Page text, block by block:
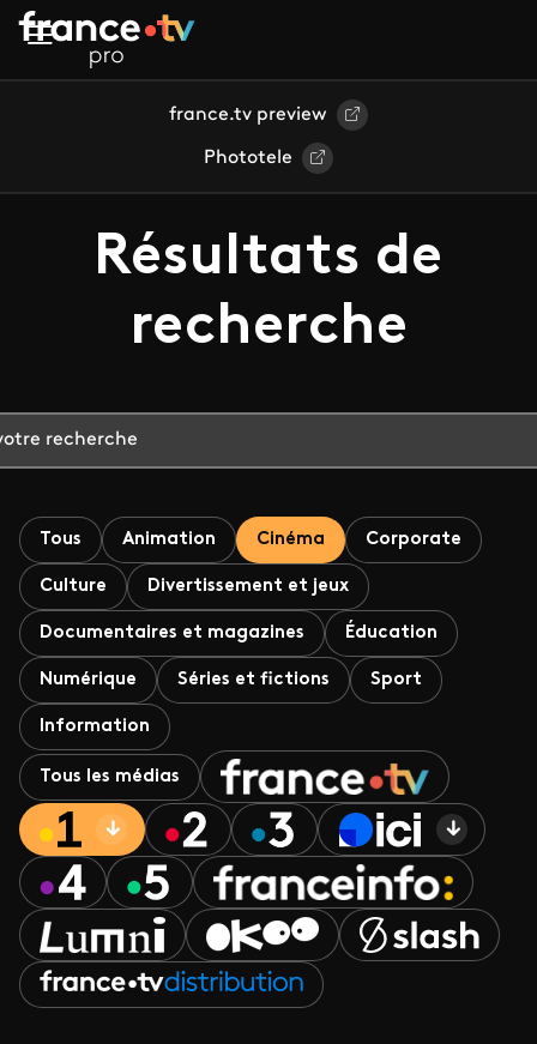
Aller au contenu principal
france.tv preview
Phototele
Résultats de
recherche
Tous Animation Cinéma Corporate
Culture Divertissement et jeux
Documentaires et magazines Éducation
Numérique Séries et fictions Sport
Information
Tous les médias